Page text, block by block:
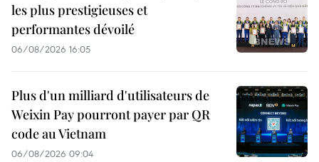
les plus prestigieuses et
performantes dévoilé
06/08/2026 16:05
Plus d'un milliard d'utilisateurs de
Weixin Pay pourront payer par QR
code au Vietnam
06/08/2026 09:04